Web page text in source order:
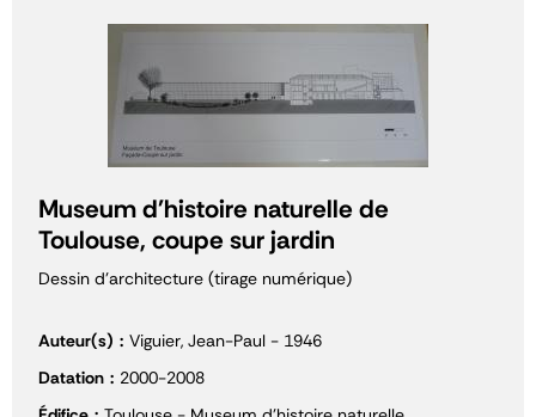
Museum d'histoire naturelle de
Toulouse, coupe sur jardin
Dessin d'architecture (tirage numérique)
Auteur(s)
Viguier, Jean-Paul - 1946
Datation
2000-2008